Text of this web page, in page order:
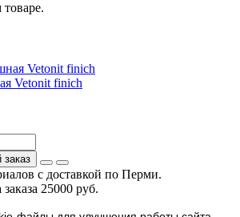
Vetonit finich
с доставкой по Перми.
25000 руб.